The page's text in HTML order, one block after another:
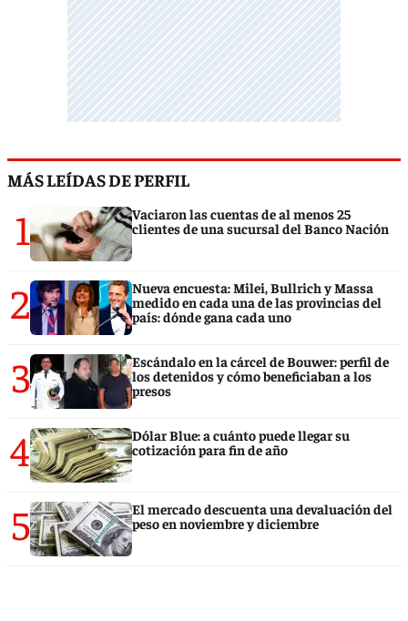
MÁS LEÍDAS DE PERFIL
1
Vaciaron las cuentas de al menos 25
clientes de una sucursal del Banco Nación
2
Nueva encuesta: Milei, Bullrich y Massa
medido en cada una de las provincias del
país: dónde gana cada uno
3
Escándalo en la cárcel de Bouwer: perfil de
los detenidos y cómo beneficiaban a los
presos
4
Dólar Blue: a cuánto puede llegar su
cotización para fin de año
5
El mercado descuenta una devaluación del
peso en noviembre y diciembre